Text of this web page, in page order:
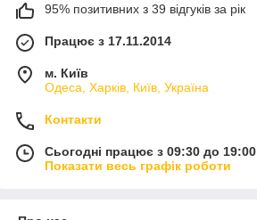
95% позитивних з 39 відгуків за рік
Працює з 17.11.2014
м. Київ
Одеса, Харків, Київ, Україна
Контакти
Сьогодні працює з 09:30 до 19:00
Показати весь графік роботи